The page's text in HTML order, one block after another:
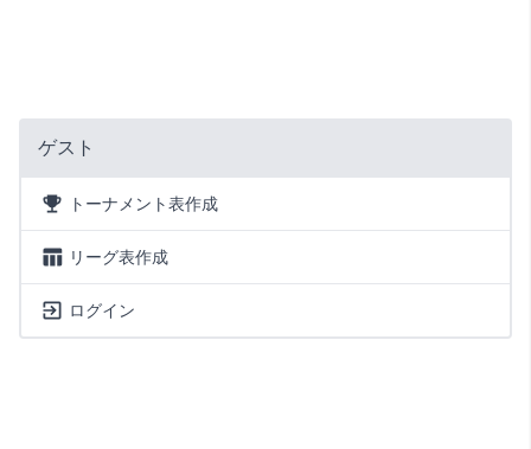
ゲスト
トーナメント表作成
リーグ表作成
ログイン